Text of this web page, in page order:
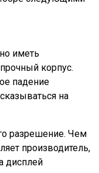
иметь
корпус.
падение
на
разрешение. Чем
производитель,
дисплей